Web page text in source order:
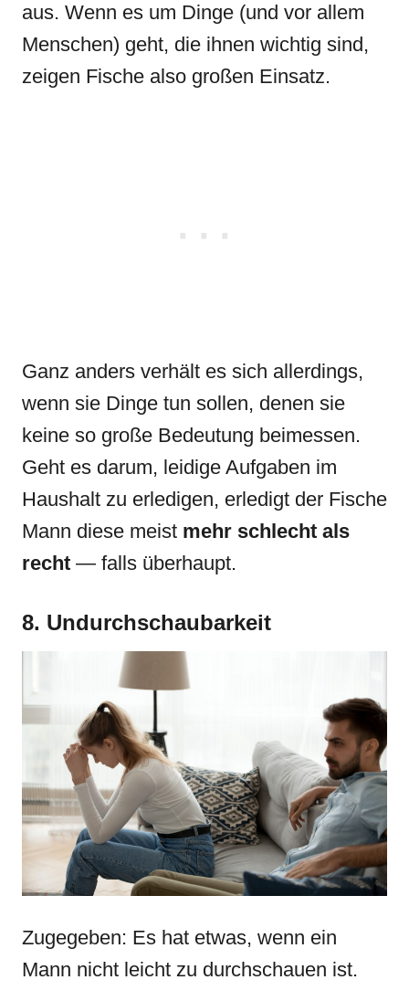
aus. Wenn es um Dinge (und vor allem
Menschen) geht, die ihnen wichtig sind,
zeigen Fische also großen Einsatz.
Ganz anders verhält es sich allerdings,
wenn sie Dinge tun sollen, denen sie
keine so große Bedeutung beimessen.
Geht es darum, leidige Aufgaben im
Haushalt zu erledigen, erledigt der Fische
Mann diese meist mehr schlecht als
recht — falls überhaupt.
8. Undurchschaubarkeit
Zugegeben: Es hat etwas, wenn ein
Mann nicht leicht zu durchschauen ist.